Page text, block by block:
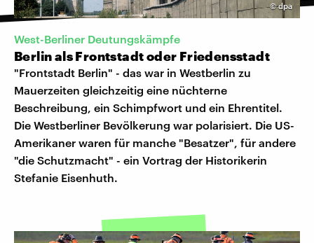
©dpa
West-Berliner Deutungskämpfe
Berlin als Frontstadt oder Friedensstadt
"Frontstadt Berlin" - das war in Westberlin zu
Mauerzeiten gleichzeitig eine nüchterne
Beschreibung, ein Schimpfwort und ein Ehrentitel.
Die Westberliner Bevölkerung war polarisiert. Die US-
Amerikaner waren für manche "Besatzer", für andere
"die Schutzmacht" - ein Vortrag der Historikerin
Stefanie Eisenhuth.